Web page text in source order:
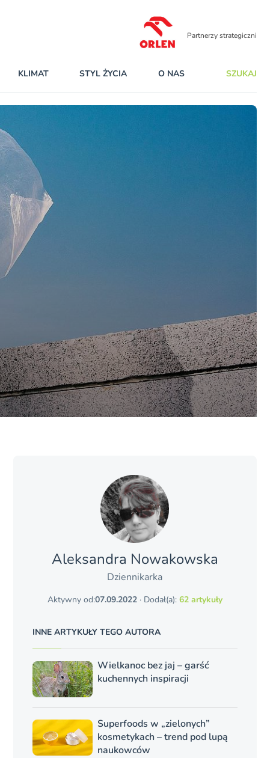
Partnerzy strategiczni
KLIMAT STYL ŻYCIA O NAS SZUKAJ
Aleksandra Nowakowska
Dziennikarka
Aktywny od:07.09.2022· Dodał(a): 62 artykuły
INNE ARTYKUŁY TEGO AUTORA
Wielkanoc bez jaj – garść
kuchennych inspiracji
Superfoods w „zielonych”
kosmetykach – trend pod lupą
naukowców